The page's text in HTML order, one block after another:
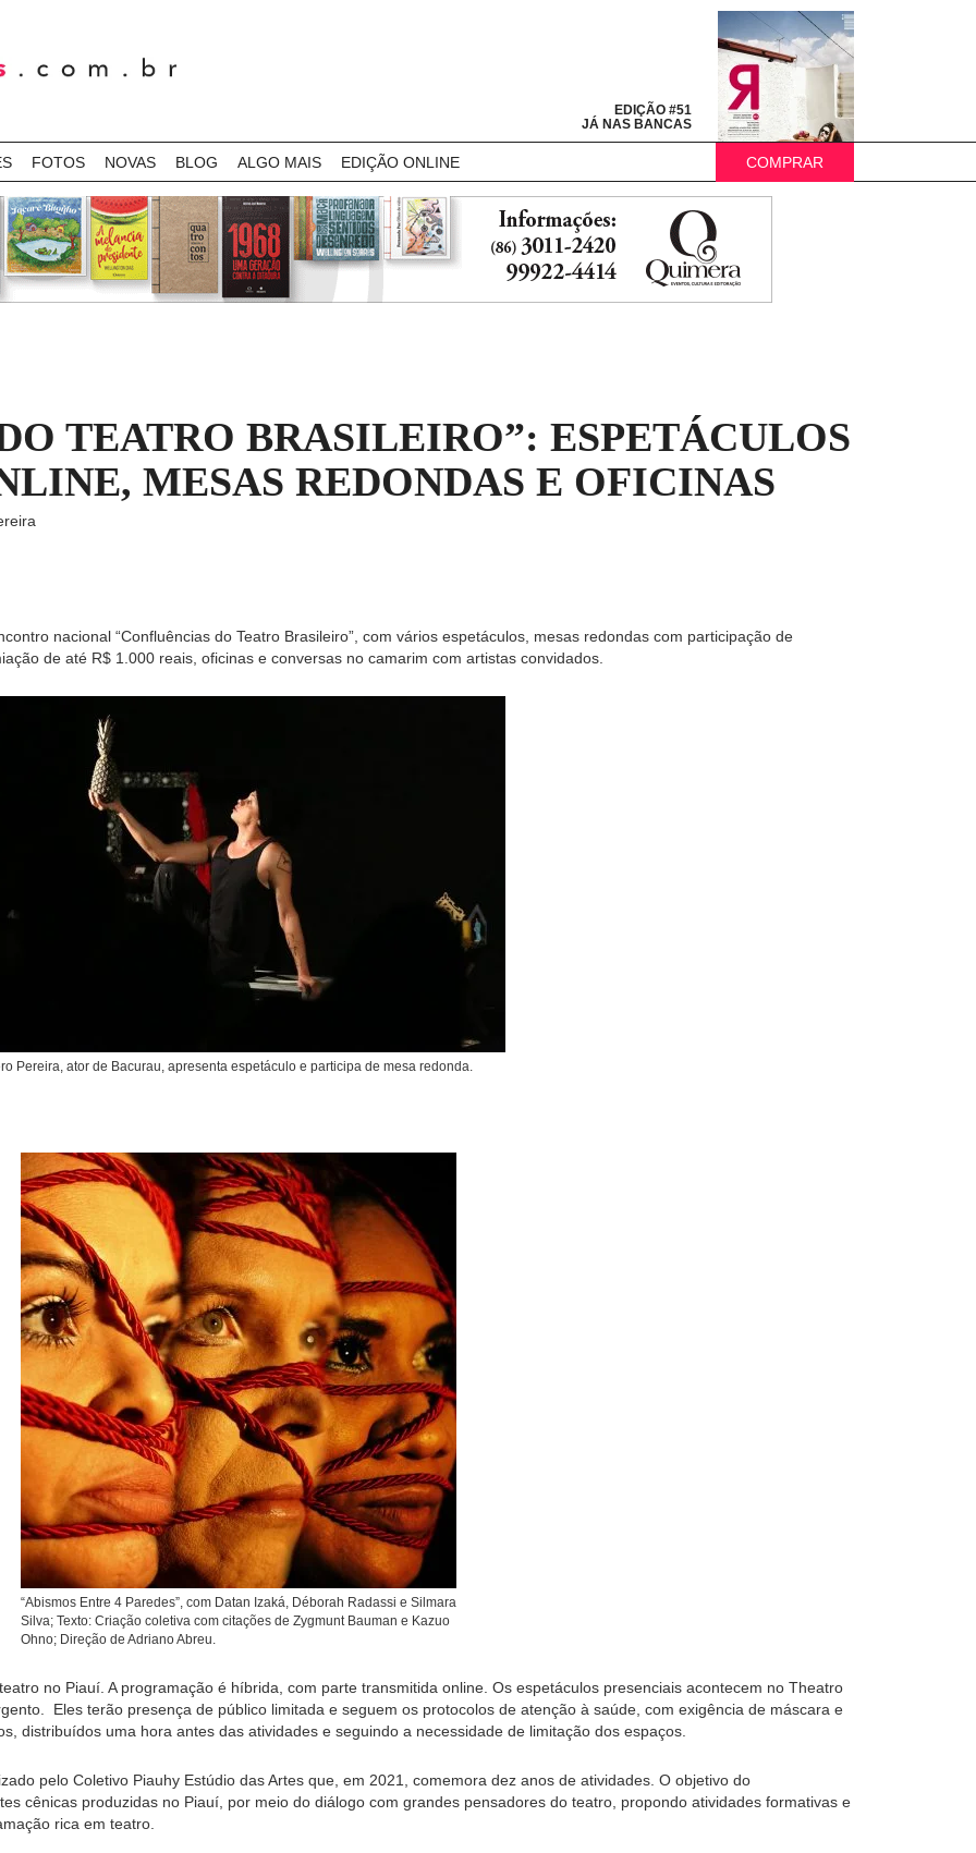
EDIÇÃO #51
JÁ NAS BANCAS
FOTOS NOVAS BLOG ALGO MAIS EDIÇÃO ONLINE COMPRAR
TEATRO BRASILEIRO”: ESPETÁCULOS
MESAS REDONDAS E OFICINAS
nacional “Confluências do Teatro Brasileiro”, com vários espetáculos, mesas redondas com participação de
de até R$ 1.000 reais, oficinas e conversas no camarim com artistas convidados.
Pereira, ator de Bacurau, apresenta espetáculo e participa de mesa redonda.
“Abismos Entre 4 Paredes”, com Datan Izaká, Déborah Radassi e Silmara
Silva; Texto: Criação coletiva com citações de Zygmunt Bauman e Kazuo
Ohno; Direção de Adriano Abreu.
no Piauí. A programação é híbrida, com parte transmitida online. Os espetáculos presenciais acontecem no Theatro
Eles terão presença de público limitada e seguem os protocolos de atenção à saúde, com exigência de máscara e
distribuídos uma hora antes das atividades e seguindo a necessidade de limitação dos espaços.
pelo Coletivo Piauhy Estúdio das Artes que, em 2021, comemora dez anos de atividades. O objetivo do
cênicas produzidas no Piauí, por meio do diálogo com grandes pensadores do teatro, propondo atividades formativas e
rica em teatro.